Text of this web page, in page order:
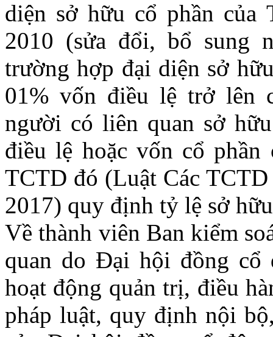
diện sở hữu cổ phần của
2010 (sửa đổi, bổ sung
trường hợp đại diện sở
01% vốn điều lệ trở lên
người có liên quan sở
điều lệ hoặc vốn cổ
TCTD đó (Luật Các
2017) quy định tỷ lệ sở
Về thành viên Ban kiểm
quan do Đại hội đồng cổ
hoạt động quản trị, điều
pháp luật, quy định nội